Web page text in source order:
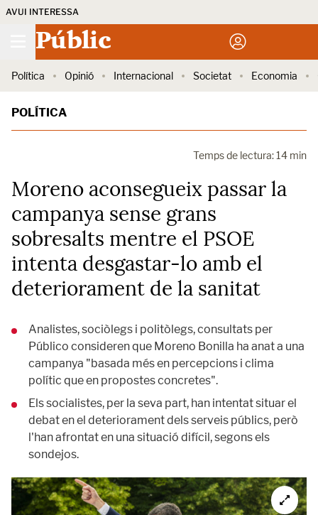
AVUI INTERESSA
Públic
Política Opinió Internacional Societat Economia
POLÍTICA
Temps de lectura: 14 min
Moreno aconsegueix passar la
campanya sense grans
sobresalts mentre el PSOE
intenta desgastar-lo amb el
deteriorament de la sanitat
Analistes, sociòlegs i politòlegs, consultats per
Público consideren que Moreno Bonilla ha anat a una
campanya "basada més en percepcions i clima
polític que en propostes concretes".
Els socialistes, per la seva part, han intentat situar el
debat en el deteriorament dels serveis públics, però
l'han afrontat en una situació difícil, segons els
sondejos.